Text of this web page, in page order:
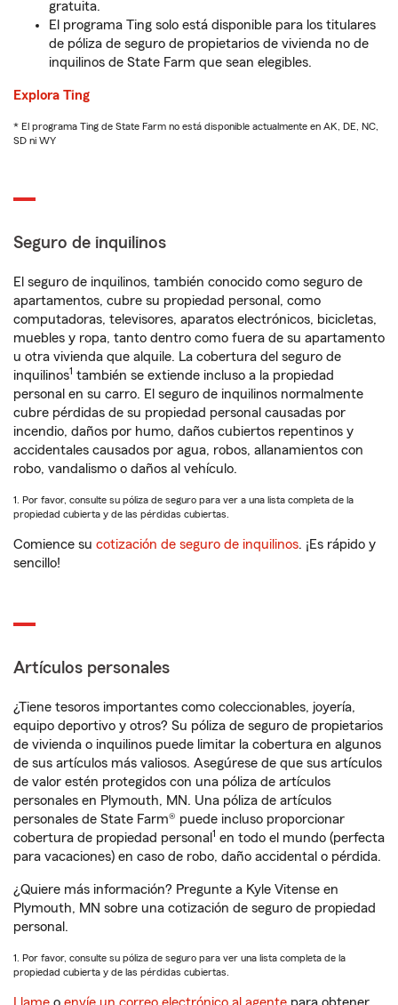
gratuita.
El programa Ting solo está disponible para los titulares
de póliza de seguro de propietarios de vivienda no de
inquilinos de State Farm que sean elegibles.
Explora Ting
* El programa Ting de State Farm no está disponible actualmente en AK, DE, NC,
SD ni WY
Seguro de inquilinos
El seguro de inquilinos, también conocido como seguro de
apartamentos, cubre su propiedad personal, como
computadoras, televisores, aparatos electrónicos, bicicletas,
muebles y ropa, tanto dentro como fuera de su apartamento
u otra vivienda que alquile. La cobertura del seguro de
inquilinos1 también se extiende incluso a la propiedad
personal en su carro. El seguro de inquilinos normalmente
cubre pérdidas de su propiedad personal causadas por
incendio, daños por humo, daños cubiertos repentinos y
accidentales causados por agua, robos, allanamientos con
robo, vandalismo o daños al vehículo.
1. Por favor, consulte su póliza de seguro para ver a una lista completa de la
propiedad cubierta y de las pérdidas cubiertas.
Comience su cotización de seguro de inquilinos. ¡Es rápido y
sencillo!
Artículos personales
¿Tiene tesoros importantes como coleccionables, joyería,
equipo deportivo y otros? Su póliza de seguro de propietarios
de vivienda o inquilinos puede limitar la cobertura en algunos
de sus artículos más valiosos. Asegúrese de que sus artículos
de valor estén protegidos con una póliza de artículos
personales en Plymouth, MN. Una póliza de artículos
personales de State Farm® puede incluso proporcionar
cobertura de propiedad personal 1 en todo el mundo (perfecta
para vacaciones) en caso de robo, daño accidental o pérdida.
¿Quiere más información? Pregunte a Kyle Vitense en
Plymouth, MN sobre una cotización de seguro de propiedad
personal.
1. Por favor, consulte su póliza de seguro para ver una lista completa de la
propiedad cubierta y de las pérdidas cubiertas.